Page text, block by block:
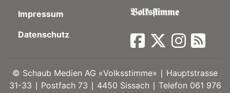
Impressum
Datenschutz
© Schaub Medien AG «Volksstimme» ∣ Hauptstrasse
31-33 ∣ Postfach 73 ∣ 4450 Sissach ∣ Telefon 061 976